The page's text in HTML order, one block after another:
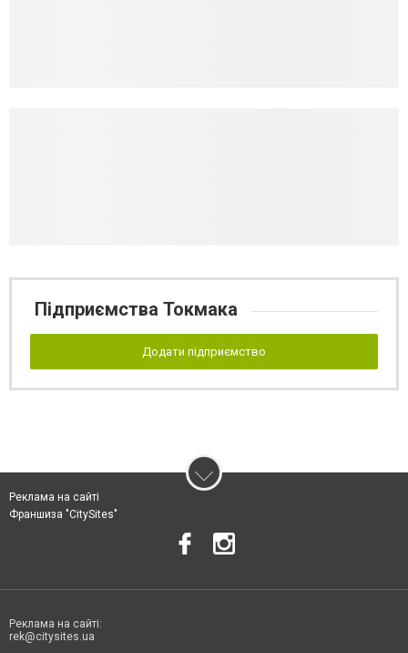
Підприємства Токмака
Додати підприємство
Реклама на сайті
Франшиза "CitySites"
Реклама на сайті:
rek@citysites.ua